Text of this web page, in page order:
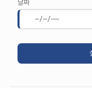
날짜